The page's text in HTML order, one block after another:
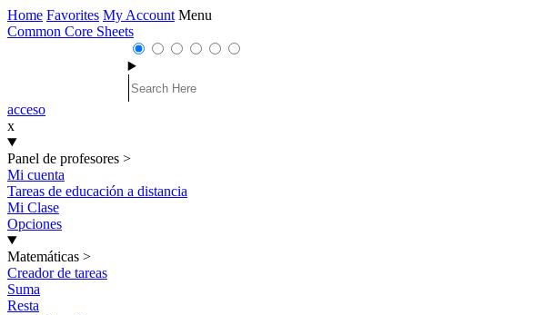
Home Favorites My Account Menu
Common Core Sheets
acceso
x
Panel de profesores >
Mi cuenta
Tareas de educación a distancia
Mi Clase
Opciones
Matemáticas >
Creador de tareas
Suma
Resta